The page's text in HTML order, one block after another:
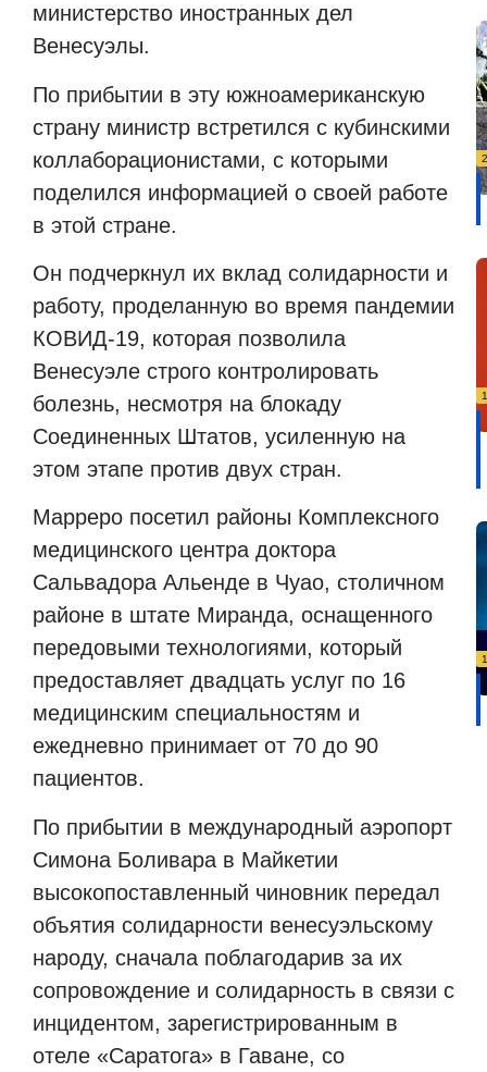
министерство иностранных дел
Венесуэлы.
По прибытии в эту южноамериканскую
страну министр встретился с кубинскими
коллаборационистами, с которыми
поделился информацией о своей работе
в этой стране.
Он подчеркнул их вклад солидарности и
работу, проделанную во время пандемии
КОВИД-19, которая позволила
Венесуэле строго контролировать
болезнь, несмотря на блокаду
Соединенных Штатов, усиленную на
этом этапе против двух стран.
Марреро посетил районы Комплексного
медицинского центра доктора
Сальвадора Альенде в Чуао, столичном
районе в штате Миранда, оснащенного
передовыми технологиями, который
предоставляет двадцать услуг по 16
медицинским специальностям и
ежедневно принимает от 70 до 90
пациентов.
По прибытии в международный аэропорт
Симона Боливара в Майкетии
высокопоставленный чиновник передал
объятия солидарности венесуэльскому
народу, сначала поблагодарив за их
сопровождение и солидарность в связи с
инцидентом, зарегистрированным в
отеле «Саратога» в Гаване, со